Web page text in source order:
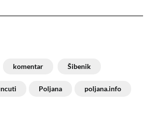
komentar Šibenik
Poljana poljana.info